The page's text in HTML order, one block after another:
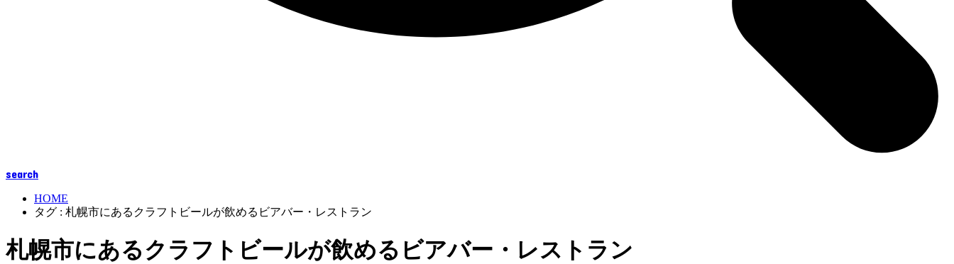
search
HOME
タグ : 札幌市にあるクラフトビールが飲めるビアバー・レストラン
札幌市にあるクラフトビールが飲めるビアバー・レストラン